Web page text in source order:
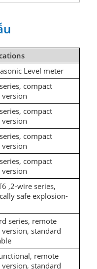
Level meter
compact
version
compact
version
compact
version
compact
version
,2-wire series,
safe explosion-
series, remote
version, standard
remote
version, standard